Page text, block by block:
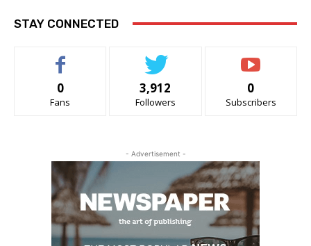
STAY CONNECTED
0
Fans
3,912
Followers
0
Subscribers
- Advertisement -